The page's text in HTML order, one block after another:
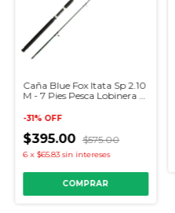
Caña Blue Fox Itata Sp 2.10
M - 7 Pies Pesca Lobinera -
-31% OFF
$395.00 $575.00
6 x $65.83 sin intereses